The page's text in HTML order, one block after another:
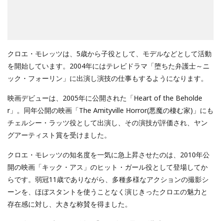
クロエ・モレッツは、5歳から子役として、モデルなどとして活動
を開始しています。2004年にはテレビドラマ「堕ちた弁護士～ニ
ック・フォーリン」に出演し演技の仕事もするようになります。
映画デビューは、2005年に公開された「Heart of the Beholde
r」。同年公開の映画「The Amityville Horror(悪魔の棲む家)」にも
チェルシー・ラッツ役として出演し、その演技が評価され、ヤン
グアーティスト賞を受けました。
クロエ・モレッツの知名度を一気に急上昇させたのは、2010年公
開の映画「キック・アス」のヒット・ガール役として登場してか
らです。弱冠11歳でありながら、多種多様なアクションの撮影シ
ーンを、ほぼスタントを使うことなく演じきったクロエの魅力と
存在感に対し、大きな称賛を得ました。